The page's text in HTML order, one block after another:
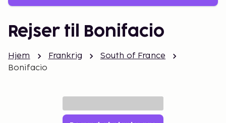
Rejser til Bonifacio
Hjem Frankrig
South of France
Bonifacio